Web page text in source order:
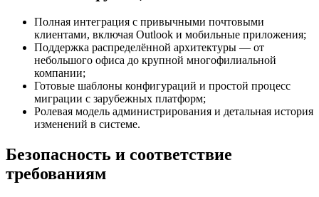
Полная интеграция с привычными почтовыми
клиентами, включая Outlook и мобильные приложения;
Поддержка распределённой архитектуры — от
небольшого офиса до крупной многофилиальной
компании;
Готовые шаблоны конфигураций и простой процесс
миграции с зарубежных платформ;
Ролевая модель администрирования и детальная история
изменений в системе.
Безопасность и соответствие
требованиям